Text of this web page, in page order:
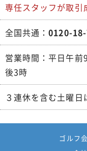
専任スタッフが取引
全国共通：0120-
営業時間：平日午
後3時
３連休を含む土曜日
ゴルフ